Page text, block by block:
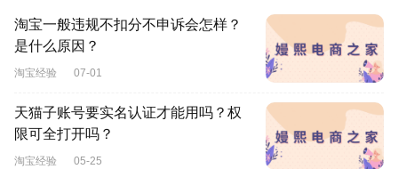
淘宝一般违规不扣分不申诉会怎样？
是什么原因？
淘宝经验 07-01
天猫子账号要实名认证才能用吗？权
限可全打开吗？
淘宝经验 05-25